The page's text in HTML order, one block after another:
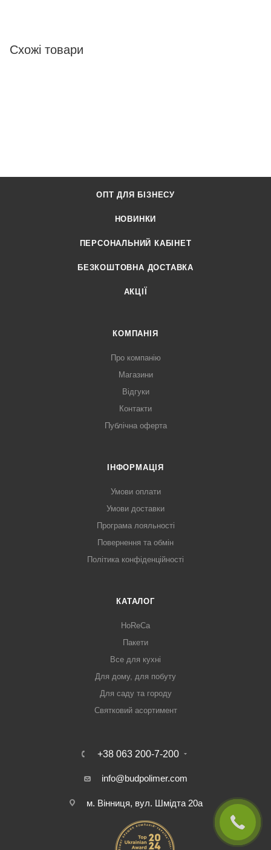
Схожі товари
ОПТ ДЛЯ БІЗНЕСУ
НОВИНКИ
ПЕРСОНАЛЬНИЙ КАБІНЕТ
БЕЗКОШТОВНА ДОСТАВКА
АКЦІЇ
КОМПАНІЯ
Про компанію
Магазини
Відгуки
Контакти
Публічна оферта
ІНФОРМАЦІЯ
Умови оплати
Умови доставки
Програма лояльності
Повернення та обмін
Політика конфіденційності
КАТАЛОГ
HoReCa
Пакети
Все для кухні
Для дому, для побуту
Для саду та городу
Святковий асортимент
+38 063 200-7-200
info@budpolimer.com
м. Вінниця, вул. Шмідта 20а